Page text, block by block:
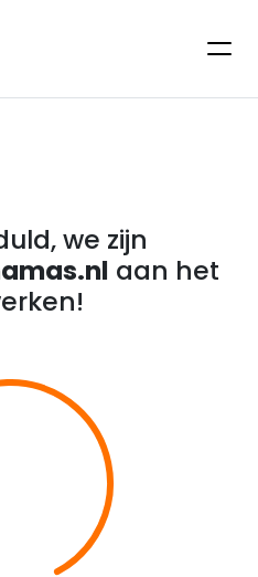
we zijn
aan het